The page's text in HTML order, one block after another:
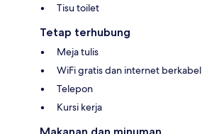
Tisu toilet
Tetap terhubung
Meja tulis
WiFi gratis dan internet berkabel
Telepon
Kursi kerja